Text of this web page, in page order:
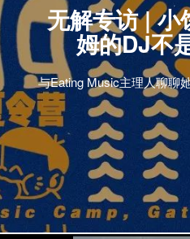
无解专访​ | 小
姆的DJ不
与Eating Music主理人聊聊